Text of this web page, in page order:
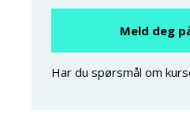
Meld deg
Har du spørsmål om